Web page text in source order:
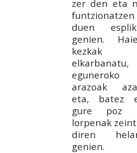
zer den eta
funtzionatzen
duen
genien.
kezkak
elkarbanatu,
eguneroko
arazoak
eta, batez
gure poz
lorpenak
diren
genien.